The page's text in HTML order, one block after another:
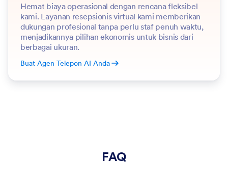
Hemat biaya operasional dengan rencana fleksibel
kami. Layanan resepsionis virtual kami memberikan
dukungan profesional tanpa perlu staf penuh waktu,
menjadikannya pilihan ekonomis untuk bisnis dari
berbagai ukuran.
Buat Agen Telepon AI Anda
FAQ